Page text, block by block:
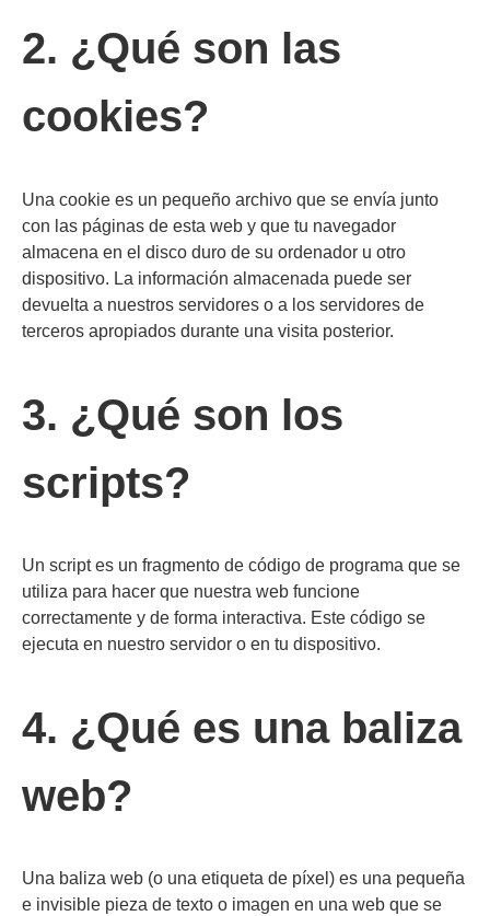
2. ¿Qué son las
cookies?
Una cookie es un pequeño archivo que se envía junto
con las páginas de esta web y que tu navegador
almacena en el disco duro de su ordenador u otro
dispositivo. La información almacenada puede ser
devuelta a nuestros servidores o a los servidores de
terceros apropiados durante una visita posterior.
3. ¿Qué son los
scripts?
Un script es un fragmento de código de programa que se
utiliza para hacer que nuestra web funcione
correctamente y de forma interactiva. Este código se
ejecuta en nuestro servidor o en tu dispositivo.
4. ¿Qué es una baliza
web?
Una baliza web (o una etiqueta de píxel) es una pequeña
e invisible pieza de texto o imagen en una web que se